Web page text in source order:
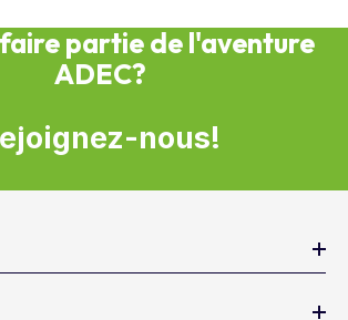
partie de l'aventure
ADEC?
nous!